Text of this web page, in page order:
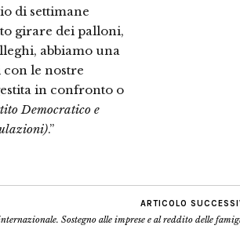
di settimane
girare dei palloni,
abbiamo una
con le nostre
in confronto o
Democratico e
.”
ARTICOLO
Sostegno alle imprese e al reddito delle